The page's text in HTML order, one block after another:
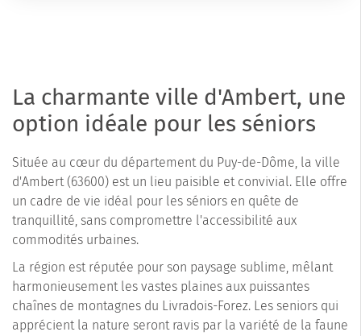
La charmante ville d'Ambert, une
option idéale pour les séniors
Située au cœur du département du Puy-de-Dôme, la ville
d'Ambert (63600) est un lieu paisible et convivial. Elle offre
un cadre de vie idéal pour les séniors en quête de
tranquillité, sans compromettre l'accessibilité aux
commodités urbaines.
La région est réputée pour son paysage sublime, mêlant
harmonieusement les vastes plaines aux puissantes
chaînes de montagnes du Livradois-Forez. Les seniors qui
apprécient la nature seront ravis par la variété de la faune